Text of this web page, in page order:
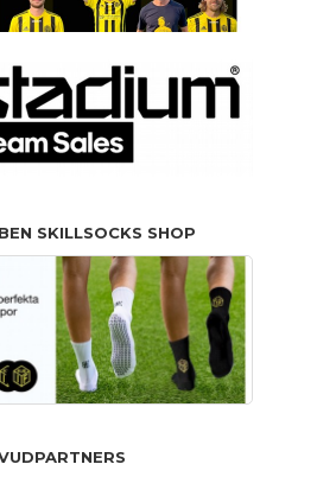
SKILLSOCKS SHOP